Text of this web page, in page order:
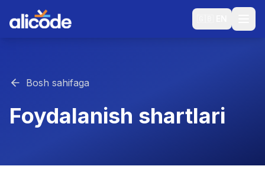
Bosh sahifaga
Foydalanish shartlari